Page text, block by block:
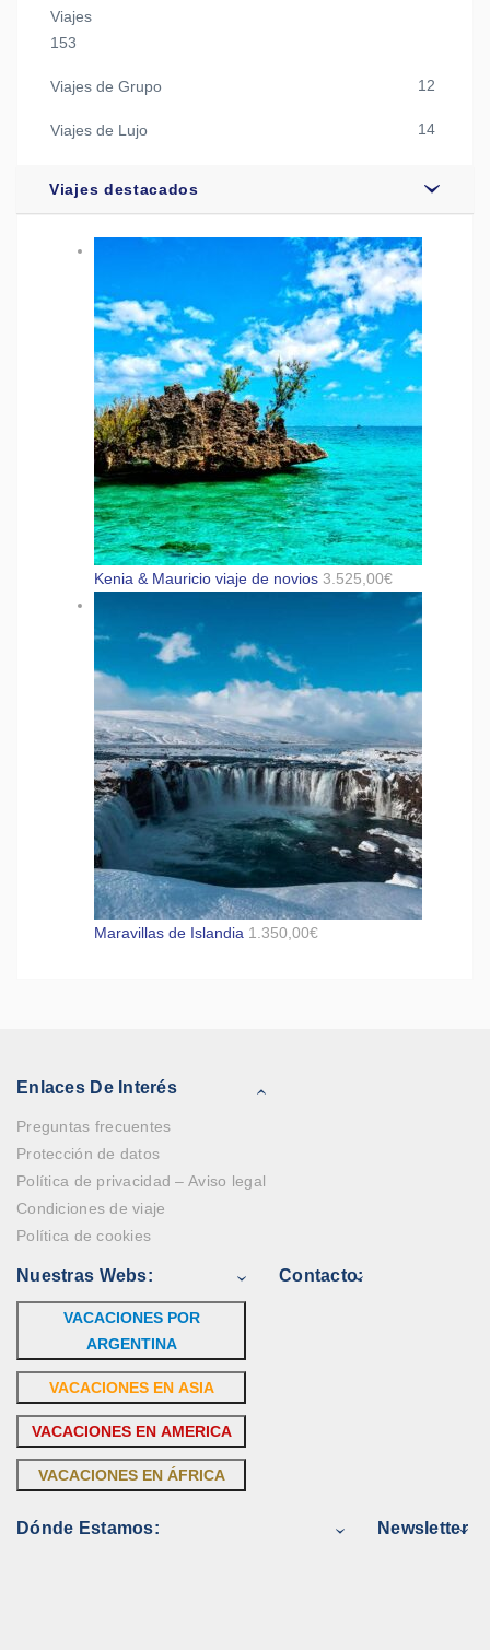
Viajes
153
Viajes de Grupo 12
Viajes de Lujo 14
Viajes destacados
Kenia & Mauricio viaje de novios 3.525,00€
Maravillas de Islandia 1.350,00€
Enlaces De Interés
Preguntas frecuentes
Protección de datos
Política de privacidad – Aviso legal
Condiciones de viaje
Política de cookies
Nuestras Webs:
VACACIONES POR
ARGENTINA
VACACIONES EN ASIA
VACACIONES EN AMERICA
VACACIONES EN ÁFRICA
Contacto:
Dónde Estamos: Newsletter